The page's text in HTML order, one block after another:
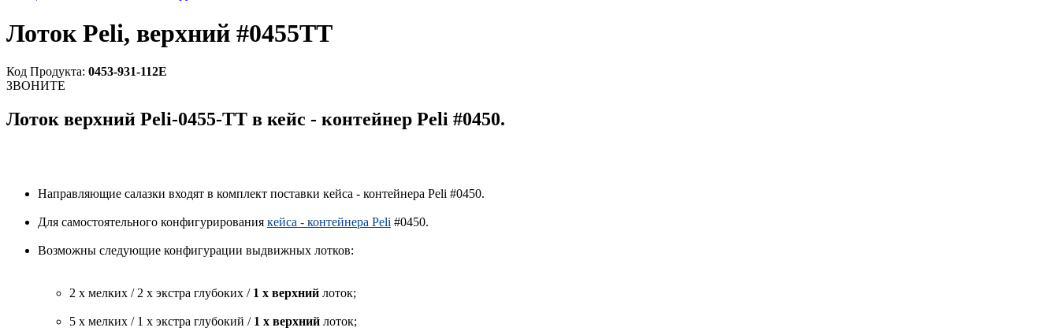
Лоток Peli, верхний #0455TT
Код Продукта: 0453-931-112E
ЗВОНИТЕ
Лоток верхний Peli-0455-TT в кейс - контейнер Peli #0450.
Направляющие салазки входят в комплект поставки кейса - контейнера Peli #0450.
Для самостоятельного конфигурирования кейса - контейнера Peli #0450.
Возможны следующие конфигурации выдвижных лотков:
2 x мелких / 2 x экстра глубоких / 1 x верхний лоток;
5 x мелких / 1 x экстра глубокий / 1 x верхний лоток;